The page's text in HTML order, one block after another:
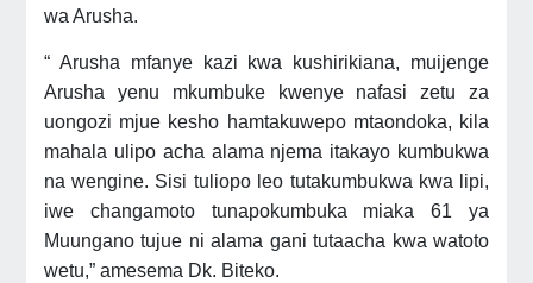
wa Arusha.
“ Arusha mfanye kazi kwa kushirikiana, muijenge
Arusha yenu mkumbuke kwenye nafasi zetu za
uongozi mjue kesho hamtakuwepo mtaondoka, kila
mahala ulipo acha alama njema itakayo kumbukwa
na wengine. Sisi tuliopo leo tutakumbukwa kwa lipi,
iwe changamoto tunapokumbuka miaka 61 ya
Muungano tujue ni alama gani tutaacha kwa watoto
wetu,” amesema Dk. Biteko.